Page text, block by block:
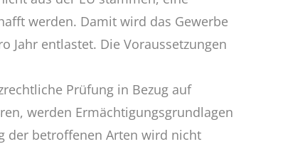
werden. Damit wird das Gewerbe
Jahr entlastet. Die Voraussetzungen
Prüfung in Bezug auf
werden Ermächtigungsgrundlagen
der betroffenen Arten wird nicht